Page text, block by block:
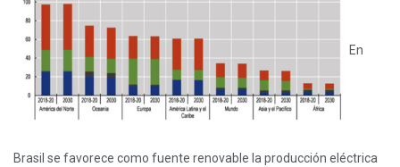
En
Brasil se favorece como fuente renovable la producción eléctrica